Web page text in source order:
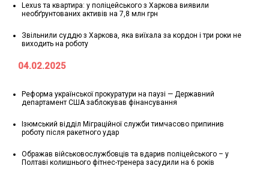
Lexus та квартира: у поліцейського з Харкова виявили
необґрунтованих активів на 7,8 млн грн
Звільнили суддю з Харкова, яка виїхала за кордон і три роки не
виходить на роботу
04.02.2025
Реформа української прокуратури на паузі — Державний
департамент США заблокував фінансування
Ізюмський відділ Міграційної служби тимчасово припинив
роботу після ракетного удар
Ображав військовослужбовців та вдарив поліцейського – у
Полтаві колишнього фітнес-тренера засудили на 6 років